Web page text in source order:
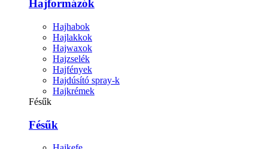
Hajformázók
Hajhabok
Hajlakkok
Hajwaxok
Hajzselék
Hajfények
Hajdúsító spray-k
Hajkrémek
Fésűk
Fésűk